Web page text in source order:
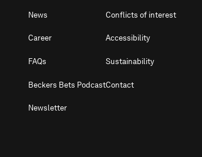
News
Career
FAQs
Beckers Bets Podcast
Newsletter
Conflicts of interest
Accessibility
Sustainability
Contact